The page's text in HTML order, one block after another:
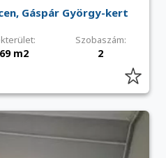
Gáspár György-kert
Szobaszám:
m2 2